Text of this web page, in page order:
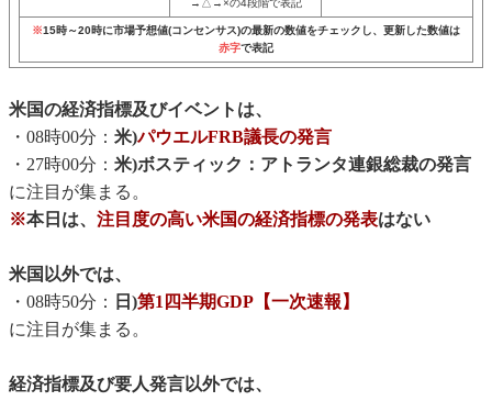
→△→×の4段階で表記
※15時～20時に市場予想値(コンセンサス)の最新の数値をチェックし、更新した数値は
赤字で表記
米国の経済指標及びイベントは、
・08時00分： 米)パウエルFRB議長の発言
・27時00分： 米)ボスティック：アトランタ連銀総裁の発言
に注目が集まる。
※本日は、 注目度の高い米国の経済指標の発表はない
米国以外では、
・08時50分：
日)第1四半期GDP【一次速報】
に注目が集まる。
経済指標及び要人発言以外では、